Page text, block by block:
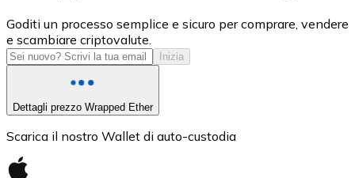
USD Coin
USDC
Goditi un processo semplice e sicuro per comprare, vendere
e scambiare criptovalute.
Inizia
Dettagli prezzo Wrapped Ether
Scarica il nostro Wallet di auto-custodia